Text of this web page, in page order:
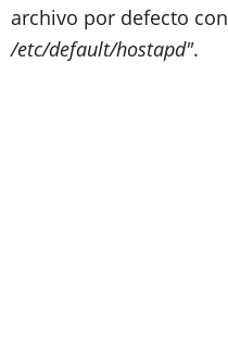
archivo por defecto con
/etc/default/hostapd".